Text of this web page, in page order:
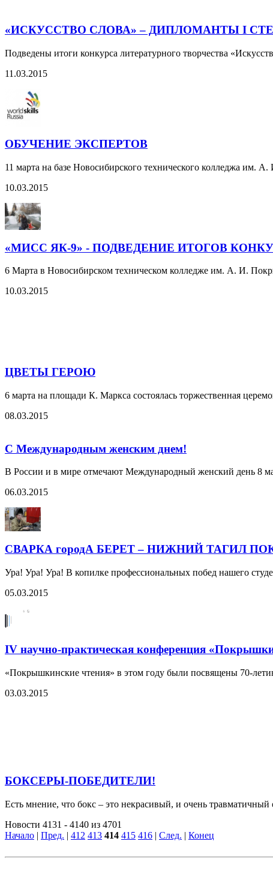
«ИСКУССТВО СЛОВА» – ДИПЛОМАНТЫ I
Подведены итоги конкурса литературного творчества
11.03.2015
ОБУЧЕНИЕ ЭКСПЕРТОВ
11 марта на базе Новосибирского технического колледжа им.
10.03.2015
«МИСС ЯК-9» - ПОДВЕДЕНИЕ ИТОГОВ
6 Марта в Новосибирском техническом колледже им. А. И.
10.03.2015
ЦВЕТЫ ГЕРОЮ
6 марта на площади К. Маркса состоялась торжественная
08.03.2015
С Международным женским днем!
В России и в мире отмечают Международный женский день 8
06.03.2015
СВАРКА городА БЕРЕТ – НИЖНИЙ ТАГИЛ
Ура! Ура! Ура! В копилке профессиональных побед нашего
05.03.2015
IV научно-практическая конференция
«Покрышкинские чтения» в этом году были посвящены 70-
03.03.2015
БОКСЕРЫ-ПОБЕДИТЕЛИ!
Есть мнение, что бокс – это некрасивый, и очень
Новости 4131 - 4140 из 4701
Начало | Пред. | 412 413 414 415 416 | След. | Конец